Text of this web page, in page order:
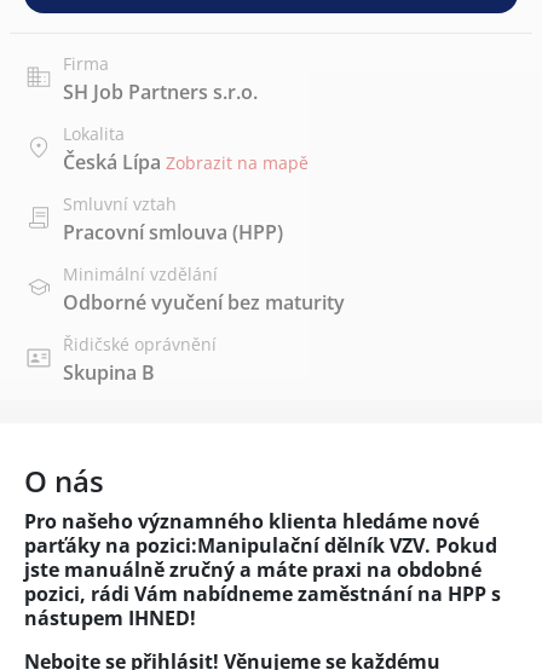
Firma
SH Job Partners s.r.o.
Lokalita
Česká Lípa Zobrazit na mapě
Smluvní vztah
Pracovní smlouva (HPP)
Minimální vzdělání
Odborné vyučení bez maturity
Řidičské oprávnění
Skupina B
O nás
Pro našeho významného klienta hledáme nové
parťáky na pozici:Manipulační dělník VZV. Pokud
jste manuálně zručný a máte praxi na obdobné
pozici, rádi Vám nabídneme zaměstnání na HPP s
nástupem IHNED!
Nebojte se přihlásit! Věnujeme se každému